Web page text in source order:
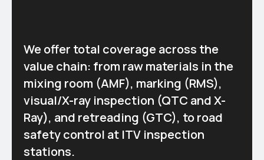
We offer total coverage across the
value chain: from raw materials in the
mixing room (AMF), marking (RMS),
visual/X-ray inspection (QTC and X-
Ray), and retreading (GTC), to road
safety control at ITV inspection
stations.